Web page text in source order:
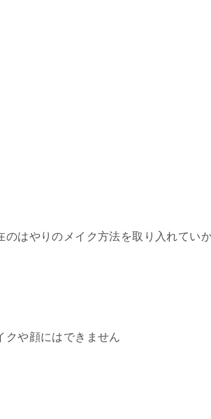
のはやりのメイク方法を取り入れてい
クや顔にはできません